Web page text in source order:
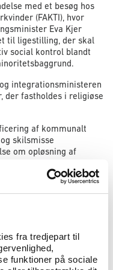
fra tredjepart til
funktioner på sociale
med et besøg hos
(FAKTI), hvor
Eva Kjer
til ligestilling, der skal
social kontrol blandt
integrationsministeren
der fastholdes i religiøse
af kommunalt
skilsmisse
om opløsning af
Ret
om rettigheder i
Støjberg siger om